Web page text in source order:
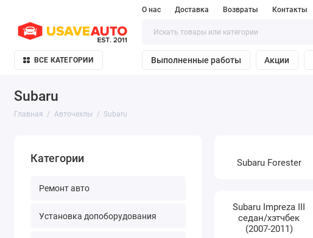
О нас Доставка Возвраты Контакты
ВСЕ КАТЕГОРИИ Выполненные работы Акции
Subaru
Главная Авточехлы Subaru
Категории
Ремонт авто
Установка допоборудования
Subaru Forester
Subaru Impreza III
седан/хэтчбек
(2007-2011)